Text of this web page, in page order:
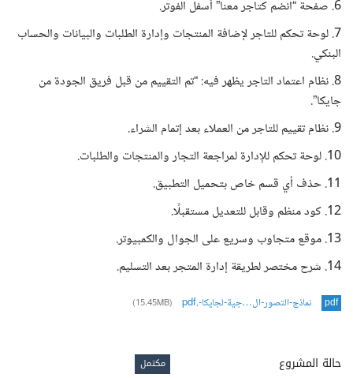
6. صفحة “انضم كتاجر معنا” أسفل الفوتر.
7. لوحة تحكم للتاجر لإضافة المنتجات وإدارة الطلبات والبيانات والحساب
البنكي.
8. نظام اعتماد التاجر يظهر فيه: “تم التقييم من قبل فريق الجودة من
جايكا”.
9. نظام تقييم للتاجر من العملاء بعد إتمام الشراء.
10. لوحة تحكم للإدارة لمراجعة التجار والمنتجات والطلبات.
11. حذف أي قسم خاص بتحميل التطبيق.
12. كود منظم وقابل للتعديل مستقبلًا.
13. موقع متجاوب وسريع على الجوال والكمبيوتر.
14. شرح مختصر لطريقة إدارة المتجر بعد التسليم.
pdf نماذج-التصور-ال…جية-لجايكا-.pdf (15.45MB)
حالة المشروع مكتمل